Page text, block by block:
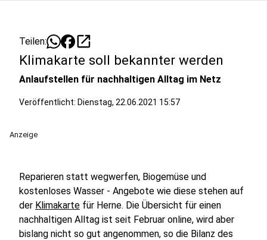
Teilen: open_in_new
Klimakarte soll bekannter werden
Anlaufstellen für nachhaltigen Alltag im Netz
Veröffentlicht: Dienstag, 22.06.2021 15:57
Anzeige
Reparieren statt wegwerfen, Biogemüse und
kostenloses Wasser - Angebote wie diese stehen auf
der Klimakarte für Herne. Die Übersicht für einen
nachhaltigen Alltag ist seit Februar online, wird aber
bislang nicht so gut angenommen, so die Bilanz des